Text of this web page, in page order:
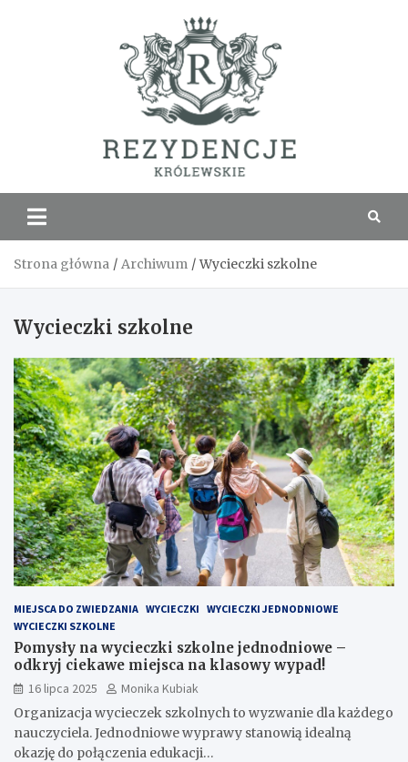
Strona główna Archiwum Wycieczki szkolne
Wycieczki szkolne
MIEJSCA DO ZWIEDZANIA WYCIECZKI WYCIECZKI JEDNODNIOWE
WYCIECZKI SZKOLNE
Pomysły na wycieczki szkolne jednodniowe –
odkryj ciekawe miejsca na klasowy wypad!
16 lipca 2025
Monika Kubiak
Organizacja wycieczek szkolnych to wyzwanie dla każdego
nauczyciela. Jednodniowe wyprawy stanowią idealną
okazję do połączenia edukacji…